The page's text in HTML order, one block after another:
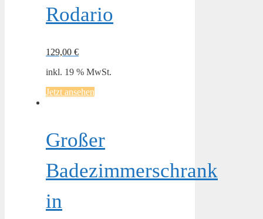
Rodario
129,00 €
inkl. 19 % MwSt.
Jetzt ansehen
Großer
Badezimmerschrank
in